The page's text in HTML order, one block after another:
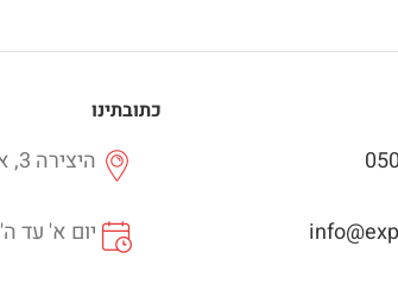
כתובתינו
היצירה 3, אור יהודה
יום א' עד ה' 8:00 עד 16:30